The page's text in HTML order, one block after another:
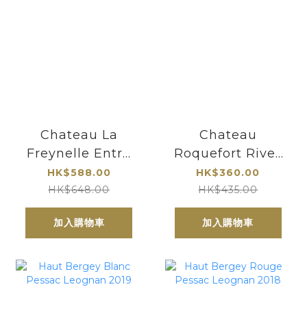
Chateau La
Freynelle Entre
deux Mers Blanc
2024| 6支優惠價
$98/支
HK$588.00
HK$648.00
加入購物車
Chateau
Roquefort Rives
Entre deux Mers
Blanc 2024 |3支
優惠價 $120/支
HK$360.00
HK$435.00
加入購物車